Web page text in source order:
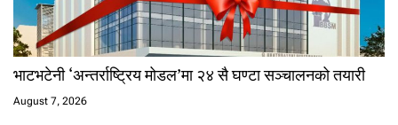
भाटभटेनी ‘अन्तर्राष्ट्रिय मोडल’मा २४ सै घण्टा सञ्चालनको तयारी
August 7, 2026